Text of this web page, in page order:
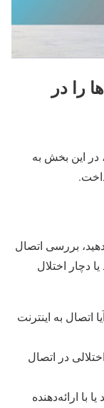
را در
در این بخش به
بررسی اتصال
دچار اختلال
اتصال به اینترنت
در اتصال
ارائه‌دهنده